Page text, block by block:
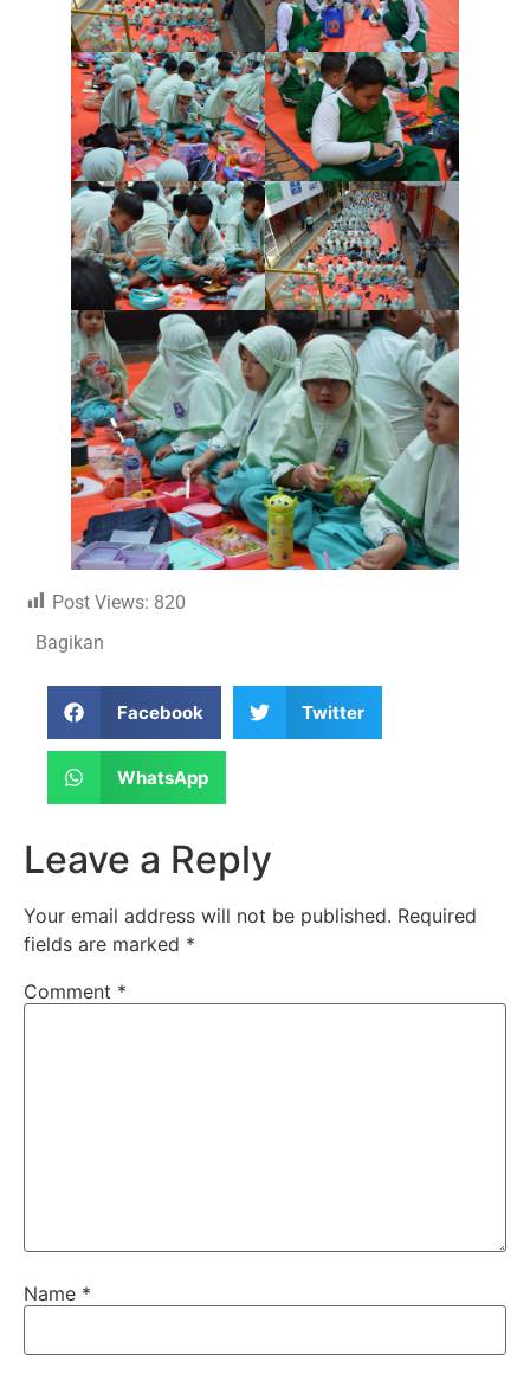
Post Views: 820
Bagikan
Facebook Twitter
WhatsApp
Leave a Reply
Your email address will not be published. Required
fields are marked *
Comment *
Name *